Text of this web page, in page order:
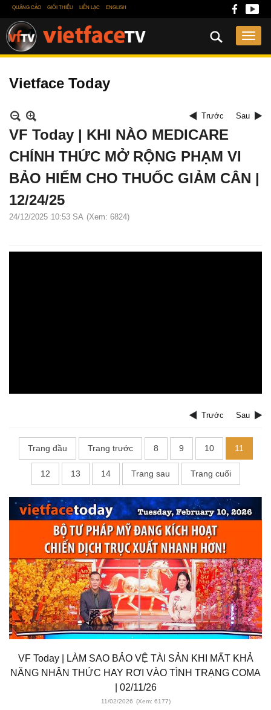
QUẢNG CÁO GIỚI THIỆU LIÊN LẠC ENGLISH
Vietface Today
Trước Sau
VF Today | KHI NÀO MEDICARE
CHÍNH THỨC MỞ RỘNG PHẠM VI
BẢO HIỂM CHO THUỐC GIẢM CÂN |
12/24/25
24/12/2025 10:53 SA (Xem: 6824)
Trước Sau
Trang đầu Trang trước 8 9 10 11
12 13 14 Trang sau Trang cuối
VF Today | LÀM SAO BẢO VỆ TÀI SẢN KHI MẤT KHẢ
NĂNG NHẬN THỨC HAY RƠI VÀO TÌNH TRẠNG COMA
| 02/11/26
11/02/2026 (Xem: 6177)